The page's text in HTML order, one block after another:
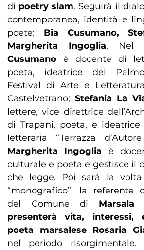
di poetry slam. Seguirà il
contemporanea, identità e
poete: Bia Cusumano,
Margherita Ingoglia. Nel
Cusumano è docente di
poeta, ideatrice del
Festival di Arte e
Castelvetrano; Stefania La
lettere, vice direttrice
di Trapani, poeta, e ideatrice
letteraria “Terrazza
Margherita Ingoglia è
culturale e poeta e gestisce il
che legge. Poi sarà la
“monografico”: la referente
del Comune di Marsala
presenterà vita, interessi,
poeta marsalese Rosaria
nel periodo risorgimentale.